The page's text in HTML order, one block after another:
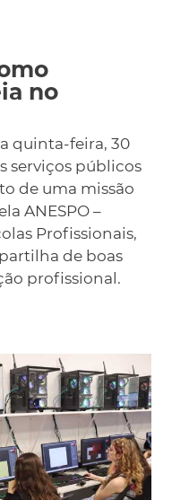
no
quinta-feira, 30
serviços públicos
de uma missão
ANESPO –
Profissionais,
de boas
profissional.